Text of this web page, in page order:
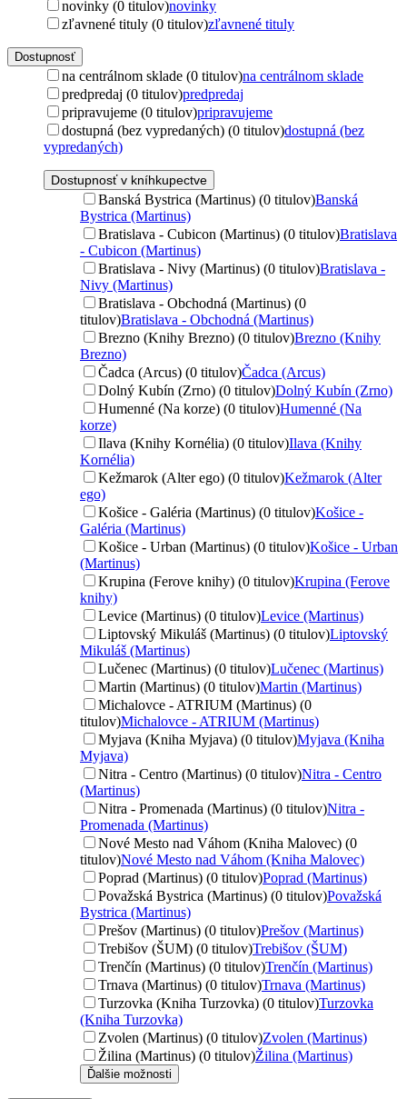
novinky (0 titulov)novinky
zľavnené tituly (0 titulov)zľavnené tituly
Dostupnosť
na centrálnom sklade (0 titulov)na centrálnom sklade
predpredaj (0 titulov)predpredaj
pripravujeme (0 titulov)pripravujeme
dostupná (bez vypredaných) (0 titulov)dostupná (bez
vypredaných)
Dostupnosť v kníhkupectve
Banská Bystrica (Martinus) (0 titulov)Banská
Bystrica (Martinus)
Bratislava - Cubicon (Martinus) (0 titulov)Bratislava
- Cubicon (Martinus)
Bratislava - Nivy (Martinus) (0 titulov)Bratislava -
Nivy (Martinus)
Bratislava - Obchodná (Martinus) (0
titulov)Bratislava - Obchodná (Martinus)
Brezno (Knihy Brezno) (0 titulov)Brezno (Knihy
Brezno)
Čadca (Arcus) (0 titulov)Čadca (Arcus)
Dolný Kubín (Zrno) (0 titulov)Dolný Kubín (Zrno)
Humenné (Na korze) (0 titulov)Humenné (Na
korze)
Ilava (Knihy Kornélia) (0 titulov)Ilava (Knihy
Kornélia)
Kežmarok (Alter ego) (0 titulov)Kežmarok (Alter
ego)
Košice - Galéria (Martinus) (0 titulov)Košice -
Galéria (Martinus)
Košice - Urban (Martinus) (0 titulov)Košice - Urban
(Martinus)
Krupina (Ferove knihy) (0 titulov)Krupina (Ferove
knihy)
Levice (Martinus) (0 titulov)Levice (Martinus)
Liptovský Mikuláš (Martinus) (0 titulov)Liptovský
Mikuláš (Martinus)
Lučenec (Martinus) (0 titulov)Lučenec (Martinus)
Martin (Martinus) (0 titulov)Martin (Martinus)
Michalovce - ATRIUM (Martinus) (0
titulov)Michalovce - ATRIUM (Martinus)
Myjava (Kniha Myjava) (0 titulov)Myjava (Kniha
Myjava)
Nitra - Centro (Martinus) (0 titulov)Nitra - Centro
(Martinus)
Nitra - Promenada (Martinus) (0 titulov)Nitra -
Promenada (Martinus)
Nové Mesto nad Váhom (Kniha Malovec) (0
titulov)Nové Mesto nad Váhom (Kniha Malovec)
Poprad (Martinus) (0 titulov)Poprad (Martinus)
Považská Bystrica (Martinus) (0 titulov)Považská
Bystrica (Martinus)
Prešov (Martinus) (0 titulov)Prešov (Martinus)
Trebišov (ŠUM) (0 titulov)Trebišov (ŠUM)
Trenčín (Martinus) (0 titulov)Trenčín (Martinus)
Trnava (Martinus) (0 titulov)Trnava (Martinus)
Turzovka (Kniha Turzovka) (0 titulov)Turzovka
(Kniha Turzovka)
Zvolen (Martinus) (0 titulov)Zvolen (Martinus)
Žilina (Martinus) (0 titulov)Žilina (Martinus)
Ďalšie možnosti